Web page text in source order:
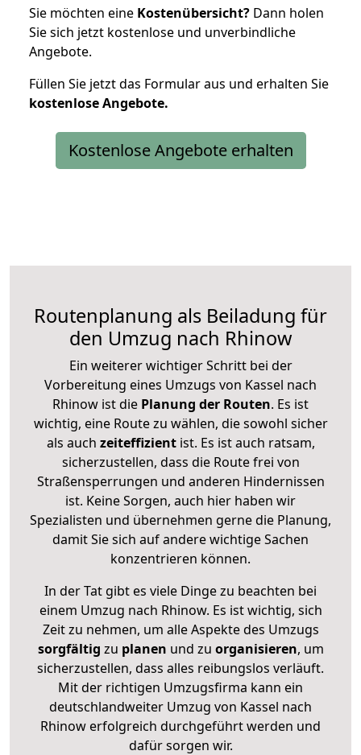
Sie möchten eine Kostenübersicht? Dann holen
Sie sich jetzt kostenlose und unverbindliche
Angebote.
Füllen Sie jetzt das Formular aus und erhalten Sie
kostenloseAngebote.
Kostenlose Angebote erhalten
Routenplanung als Beiladung für
den Umzug nach Rhinow
Ein weiterer wichtiger Schritt bei der
Vorbereitung eines Umzugs von Kassel nach
Rhinow ist die Planung der Routen. Es ist
wichtig, eine Route zu wählen, die sowohl sicher
als auch zeiteffizientist. Es ist auch ratsam,
sicherzustellen, dass die Route frei von
Straßensperrungen und anderen Hindernissen
ist. Keine Sorgen, auch hier haben wir
Spezialisten und übernehmen gerne die Planung,
damit Sie sich auf andere wichtige Sachen
konzentrieren können.
In der Tat gibt es viele Dinge zu beachten bei
einem Umzug nach Rhinow. Es ist wichtig, sich
Zeit zu nehmen, um alle Aspekte des Umzugs
sorgfältig zu planen und zu organisieren, um
sicherzustellen, dass alles reibungslos verläuft.
Mit der richtigen Umzugsfirma kann ein
deutschlandweiter Umzug von Kassel nach
Rhinow erfolgreich durchgeführt werden und
dafür sorgen wir.